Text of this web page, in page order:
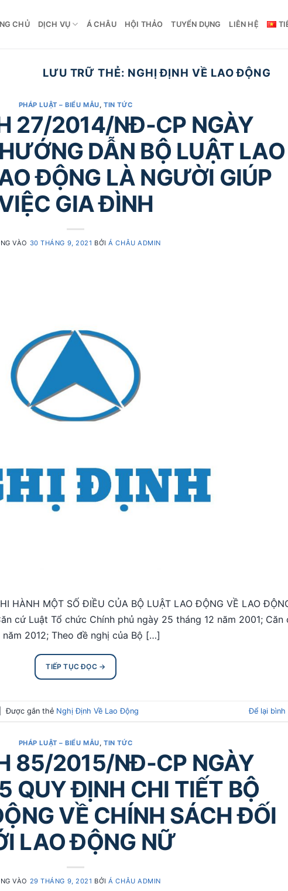
CHỦ DỊCH VỤ Á CHÂU HỘI THẢO TUYỂN DỤNG LIÊN HỆ
LƯU TRỮ THẺ: NGHỊ ĐỊNH VỀ LAO ĐỘNG
PHÁP LUẬT – BIỂU MẪU, TIN TỨC
27/2014/NĐ-CP NGÀY
DẪN BỘ LUẬT LAO
ĐỘNG LÀ NGƯỜI GIÚP
GIA ĐÌNH
VÀO 30 THÁNG 9, 2021 BỞIÁ CHÂU ADMIN
HÀNH MỘT SỐ ĐIỀU CỦA BỘ LUẬT LAO ĐỘNG VỀ LAO
cứ Luật Tổ chức Chính phủ ngày 25 tháng 12 năm 2001; Căn
2012; Theo đề nghị của Bộ […]
TIẾP TỤC ĐỌC →
Được gắn thẻ Nghị Định Về Lao Động Để lại bình
PHÁP LUẬT – BIỂU MẪU, TIN TỨC
85/2015/NĐ-CP NGÀY
QUY ĐỊNH CHI TIẾT BỘ
VỀ CHÍNH SÁCH ĐỐI
LAO ĐỘNG NỮ
VÀO 29 THÁNG 9, 2021 BỞIÁ CHÂU ADMIN